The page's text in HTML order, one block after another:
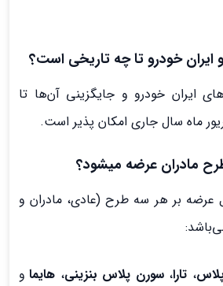
ایران خودرو تا چه تاریخی است؟
ایران خودرو و جایگزینی آن‌ها تا
مادران عرضه میشود؟
عرضه بر هر سه طرح (عادی، مادران و
پلاس، تارا،سورن پلاس بنزینی، هایما و